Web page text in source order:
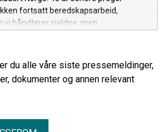
fortsatt beredskapsarbeid,
vi håndterer sjeldne, men
du alle våre siste pressemeldinger,
dokumenter og annen relevant